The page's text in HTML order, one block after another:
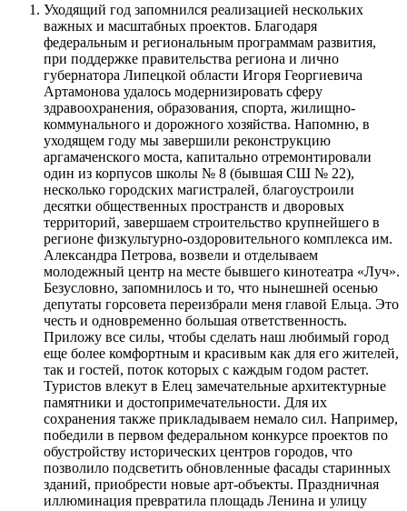
Уходящий год запомнился реализацией нескольких
важных и масштабных проектов. Благодаря
федеральным и региональным программам развития,
при поддержке правительства региона и лично
губернатора Липецкой области Игоря Георгиевича
Артамонова удалось модернизировать сферу
здравоохранения, образования, спорта, жилищно-
коммунального и дорожного хозяйства. Напомню, в
уходящем году мы завершили реконструкцию
аргамаченского моста, капитально отремонтировали
один из корпусов школы № 8 (бывшая СШ № 22),
несколько городских магистралей, благоустроили
десятки общественных пространств и дворовых
территорий, завершаем строительство крупнейшего в
регионе физкультурно-оздоровительного комплекса им.
Александра Петрова, возвели и отделываем
молодежный центр на месте бывшего кинотеатра «Луч».
Безусловно, запомнилось и то, что нынешней осенью
депутаты горсовета переизбрали меня главой Ельца. Это
честь и одновременно большая ответственность.
Приложу все силы, чтобы сделать наш любимый город
еще более комфортным и красивым как для его жителей,
так и гостей, поток которых с каждым годом растет.
Туристов влекут в Елец замечательные архитектурные
памятники и достопримечательности. Для их
сохранения также прикладываем немало сил. Например,
победили в первом федеральном конкурсе проектов по
обустройству исторических центров городов, что
позволило подсветить обновленные фасады старинных
зданий, приобрести новые арт-объекты. Праздничная
иллюминация превратила площадь Ленина и улицу